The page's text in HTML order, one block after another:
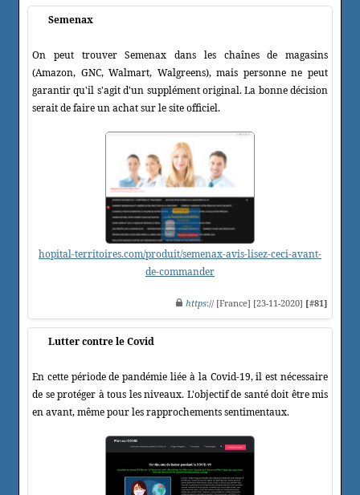
Semenax
On peut trouver Semenax dans les chaînes de magasins
(Amazon, GNC, Walmart, Walgreens), mais personne ne peut
garantir qu'il s'agit d'un supplément original. La bonne décision
serait de faire un achat sur le site officiel.
hopital-territoires.com/produit/semenax-avis-lisez-ceci-avant-
de-commander
https:// [France] [23-11-2020] [#81]
Lutter contre le Covid
En cette période de pandémie liée à la Covid-19, il est nécessaire
de se protéger à tous les niveaux. L'objectif de santé doit être mis
en avant, même pour les rapprochements sentimentaux.